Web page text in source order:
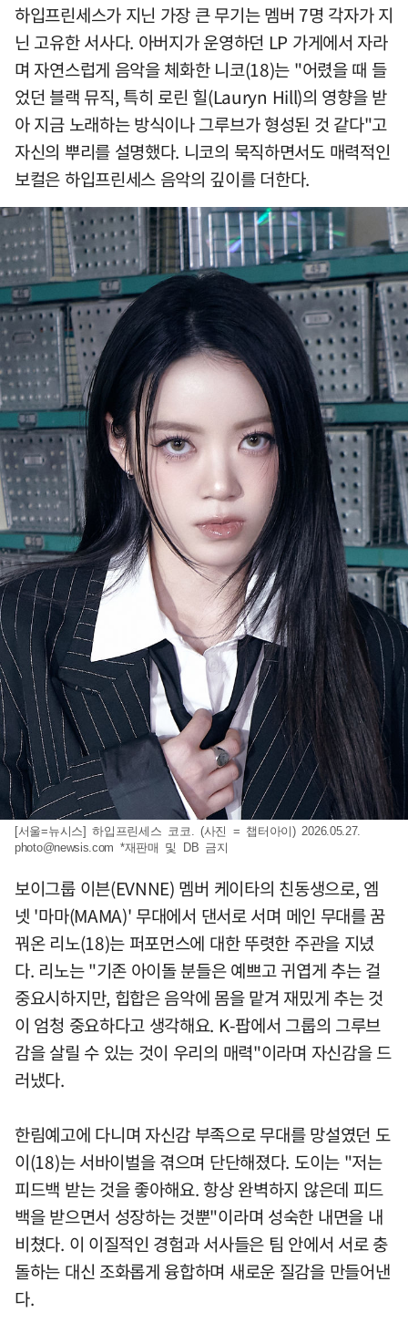
하입프린세스가 지닌 가장 큰 무기는 멤버 7명 각자가 지
닌 고유한 서사다. 아버지가 운영하던 LP 가게에서 자라
며 자연스럽게 음악을 체화한 니코(18)는 "어렸을 때 들
었던 블랙 뮤직, 특히 로린 힐(Lauryn Hill)의 영향을 받
아 지금 노래하는 방식이나 그루브가 형성된 것 같다"고
자신의 뿌리를 설명했다. 니코의 묵직하면서도 매력적인
보컬은 하입프린세스 음악의 깊이를 더한다.
[서울=뉴시스] 하입프린세스 코코. (사진 = 챕터아이) 2026.05.27.
photo@newsis.com *재판매 및 DB 금지
보이그룹 이븐(EVNNE) 멤버 케이타의 친동생으로, 엠
넷 '마마(MAMA)' 무대에서 댄서로 서며 메인 무대를 꿈
꿔온 리노(18)는 퍼포먼스에 대한 뚜렷한 주관을 지녔
다. 리노는 "기존 아이돌 분들은 예쁘고 귀엽게 추는 걸
중요시하지만, 힙합은 음악에 몸을 맡겨 재밌게 추는 것
이 엄청 중요하다고 생각해요. K-팝에서 그룹의 그루브
감을 살릴 수 있는 것이 우리의 매력"이라며 자신감을 드
러냈다.
한림예고에 다니며 자신감 부족으로 무대를 망설였던 도
이(18)는 서바이벌을 겪으며 단단해졌다. 도이는 "저는
피드백 받는 것을 좋아해요. 항상 완벽하지 않은데 피드
백을 받으면서 성장하는 것뿐"이라며 성숙한 내면을 내
비쳤다. 이 이질적인 경험과 서사들은 팀 안에서 서로 충
돌하는 대신 조화롭게 융합하며 새로운 질감을 만들어낸
다.